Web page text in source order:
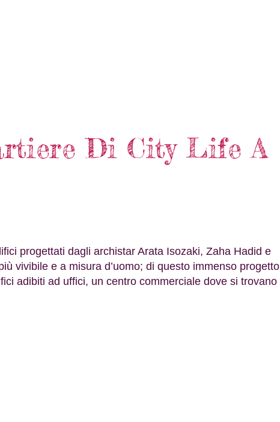
Di City Life A
progettati dagli archistar Arata Isozaki, Zaha Hadid e
vivibile e a misura d’uomo; di questo immenso progetto
adibiti ad uffici, un centro commerciale dove si trovano